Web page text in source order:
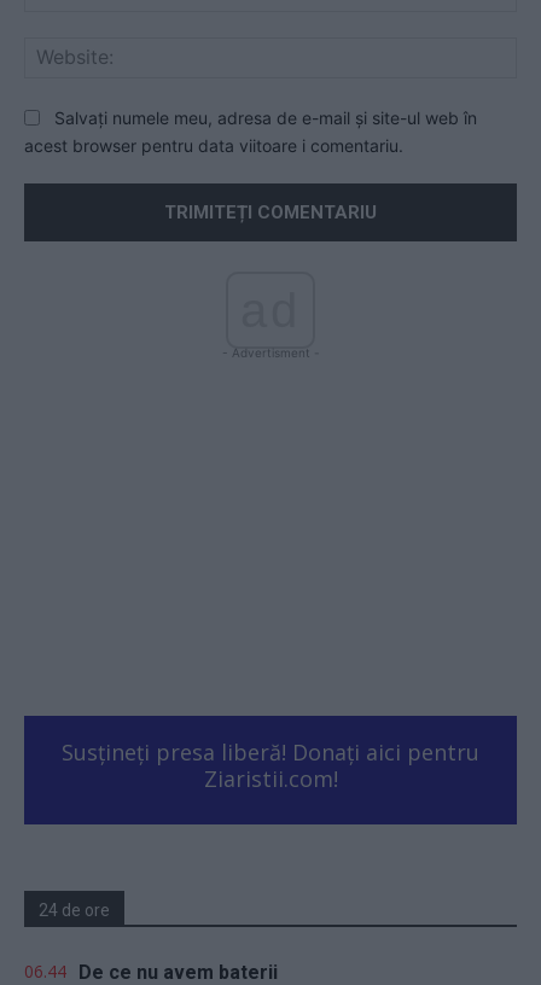
Salvați numele meu, adresa de e-mail și site-ul web în
acest browser pentru data viitoare i comentariu.
- Advertisment -
Susțineți presa liberă! Donați aici pentru
Ziaristii.com!
24 de ore
06.44 De ce nu avem baterii